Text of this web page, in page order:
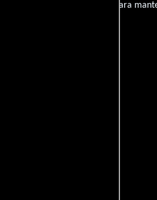
inapropiado será eliminado para